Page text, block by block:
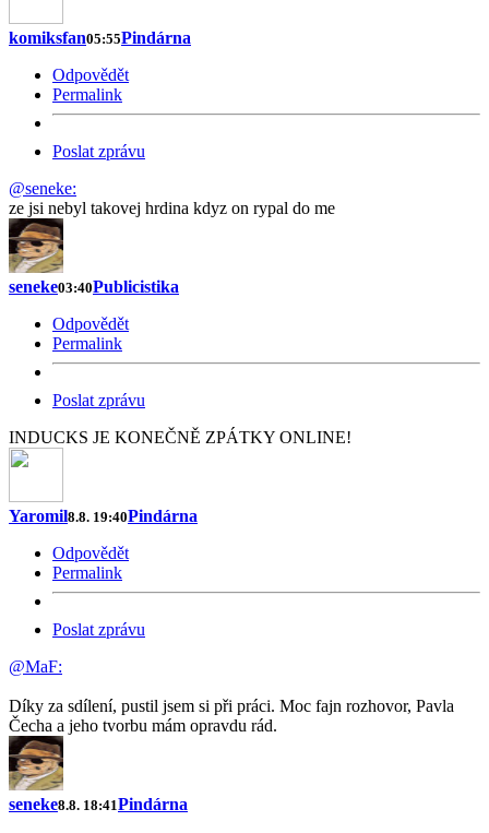
komiksfan05:55Pindárna
Odpovědět
Permalink
Poslat zprávu
@seneke:
ze jsi nebyl takovej hrdina kdyz on rypal do me
seneke03:40Publicistika
Odpovědět
Permalink
Poslat zprávu
INDUCKS JE KONEČNĚ ZPÁTKY ONLINE!
Yaromil8.8. 19:40Pindárna
Odpovědět
Permalink
Poslat zprávu
@MaF:
Díky za sdílení, pustil jsem si při práci. Moc fajn rozhovor, Pavla
Čecha a jeho tvorbu mám opravdu rád.
seneke8.8. 18:41Pindárna